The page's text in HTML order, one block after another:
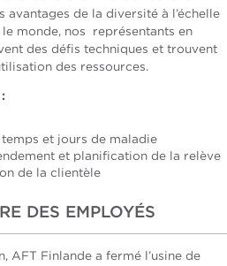
de la diversité à l’échelle
monde, nos représentants en
des défis techniques et trouvent
des ressources.
et jours de maladie
et planification de la relève
de la clientèle
DES EMPLOYÉS
AFT Finlande a fermé l’usine de